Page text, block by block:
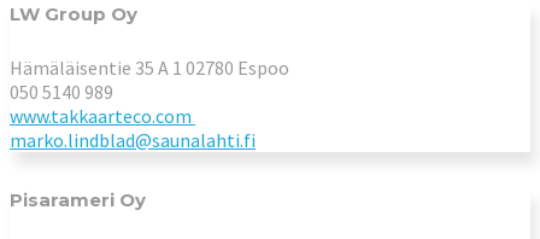
LW Group Oy
Hämäläisentie 35 A 1 02780 Espoo
050 5140 989
www.takkaarteco.com
marko.lindblad@saunalahti.fi
Pisarameri Oy